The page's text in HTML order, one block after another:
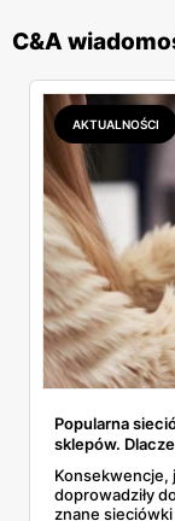
C&A
AKTUALNOŚCI
Popularna
sklepów.
Konsekwencje,
doprowadziły
znane